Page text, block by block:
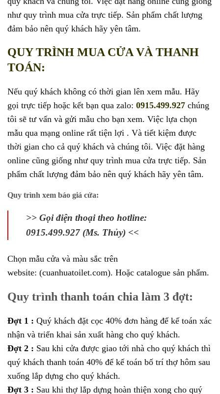
như quy trình mua cửa trực tiếp. Sản phẩm chất lượng
đảm bảo nên quý khách hãy yên tâm.
QUY TRÌNH MUA CỬA VÀ THANH
TOÁN:
Nếu quý khách không có thời gian lên xem mẫu. Hãy
gọi trực tiếp hoặc kết bạn qua zalo: 0915.499.927 chúng
tôi sẽ tư vấn và gửi mẫu cho bạn xem. Việc lựa chọn
mẫu qua mạng online rất tiện lợi . Và tiết kiệm được
thời gian cho cả quý khách và chúng tôi. Việc đặt hàng
online cũng giống như quy trình mua cửa trực tiếp. Sản
phẩm chất lượng đảm bảo nên quý khách hãy yên tâm.
Quy trình xem báo giá cửa:
>> Gọi điện thoại theo hotline:
0915.499.927 (Ms. Thủy) <<
Chọn mẫu cửa và màu sắc trên
website: (cuanhuatoilet.com). Hoặc catalogue sản phẩm.
Quy trình thanh toán chia làm 3 đợt:
Đợt 1 : Quý khách đặt cọc 40% đơn hàng để kế toán xác
nhận và triển khai sản xuất hàng cho quý khách.
Đợt 2 : Sau khi cửa được giao tới nhà cho quý khách thì
quý khách thanh toán 40% để kế toán bố trí thợ hôm sau
xuống lắp dựng cho quý khách.
Đợt 3 : Sau khi thợ lắp dựng hoàn thiện xong cho quý